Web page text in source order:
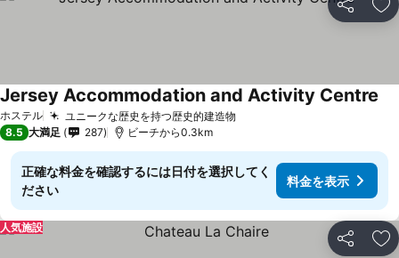
シェア お
ホステル ユニークな歴史を持つ歴史的建造物
Jersey Accommodation and Activity Centre
8.5 大満足 287 ビーチから0.3km
正確な料金を確認するには日付を選択してく
ださい
料金を表示
シェア お
人気施設